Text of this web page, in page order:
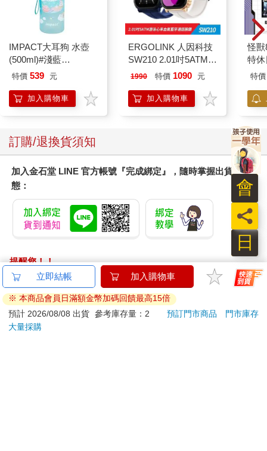
IMPACT大耳狗 水壺
(500ml)#淺藍
IMCMB01LB
特價 539 元
加入購物車
ERGOLINK 人因科技
SW210 2.01吋5ATM游
泳心率血氧藍牙通話腕
1990 特價 1090 元
加入購物車
怪獸
特
加購]
特價
訂購/退換貨須知
加入金石堂 LINE 官方帳號『完成綁定』，隨時掌握出貨動
態：
提醒您！！
金石堂及銀行均不會請您操作ATM! 如接獲電話要求您前往
ATM提款機，請不要聽從指示，以免受騙上當！
退換貨須知：
**提醒您，鑑賞期不等於試用期，退回商品須為全新狀態**
立即結帳 加入購物車
※ 本商品會員日滿額金幣加碼回饋最高15倍
預計 2026/08/08 出貨 參考庫存量：2 預訂門市商品
門市庫存
大量採購
日
員
會